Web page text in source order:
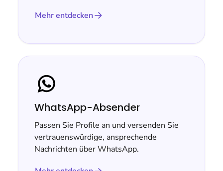
Mehr entdecken
WhatsApp-Absender
Passen Sie Profile an und versenden Sie
vertrauenswürdige, ansprechende
Nachrichten über WhatsApp.